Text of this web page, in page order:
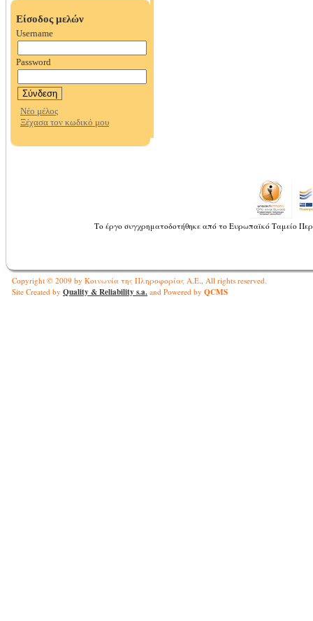
Το έργο συγχρηματοδοτήθηκε από το Ευρωπαϊκό Ταμείο
Copyright © 2009 by Κοινωνία της Πληροφορίας Α.Ε., All rights reserved.
Site Created by Quality & Reliability s.a. and Powered by QCMS